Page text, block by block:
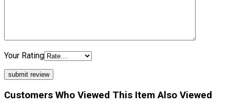
Your Rating
Customers Who Viewed This Item Also Viewed